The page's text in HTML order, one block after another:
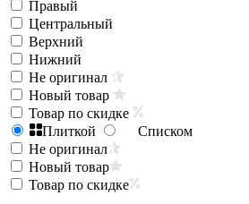
Правый
Центральный
Верхний
Нижний
Не оригинал
Новый товар
Товар по скидке
Плиткой
Списком
Не оригинал
Новый товар
Товар по скидке